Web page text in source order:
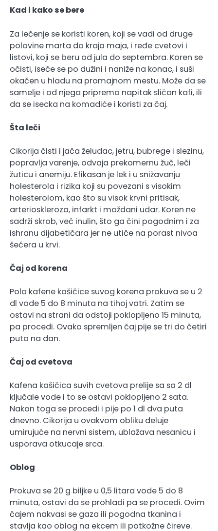
Kad i kako se bere
Za lečenje se koristi koren, koji se vadi od druge
polovine marta do kraja maja, i ređe cvetovi i
listovi, koji se beru od jula do septembra. Koren se
očisti, iseče se po dužini i naniže na konac, i suši
okačen u hladu na promajnom mestu. Može da se
samelje i od njega priprema napitak sličan kafi, ili
da se isecka na komadiće i koristi za čaj.
Šta leči
Cikorija čisti i jača želudac, jetru, bubrege i slezinu,
popravlja varenje, odvaja prekomernu žuč, leči
žuticu i anemiju. Efikasan je lek i u snižavanju
holesterola i rizika koji su povezani s visokim
holesterolom, kao što su visok krvni pritisak,
arterioskleroza, infarkt i moždani udar. Koren ne
sadrži skrob, već inulin, što ga čini pogodnim i za
ishranu dijabetičara jer ne utiče na porast nivoa
šećera u krvi.
Čaj od korena
Pola kafene kašičice suvog korena prokuva se u 2
dl vode 5 do 8 minuta na tihoj vatri. Zatim se
ostavi na strani da odstoji poklopljeno 15 minuta,
pa procedi. Ovako spremljen čaj pije se tri do četiri
puta na dan.
Čaj od cvetova
Kafena kašičica suvih cvetova prelije sa sa 2 dl
ključale vode i to se ostavi poklopljeno 2 sata.
Nakon toga se procedi i pije po 1 dl dva puta
dnevno. Cikorija u ovakvom obliku deluje
umirujuće na nervni sistem, ublažava nesanicu i
usporava otkucaje srca.
Oblog
Prokuva se 20 g biljke u 0,5 litara vode 5 do 8
minuta, ostavi da se prohladi pa se procedi. Ovim
čajem nakvasi se gaza ili pogodna tkanina i
stavlja kao oblog na ekcem ili potkožne čireve.